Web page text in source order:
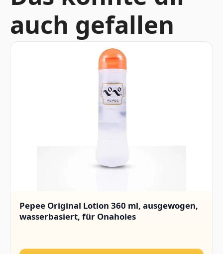
auch gefallen
Pepee Original Lotion 360 ml, ausgewogen,
wasserbasiert, für Onaholes